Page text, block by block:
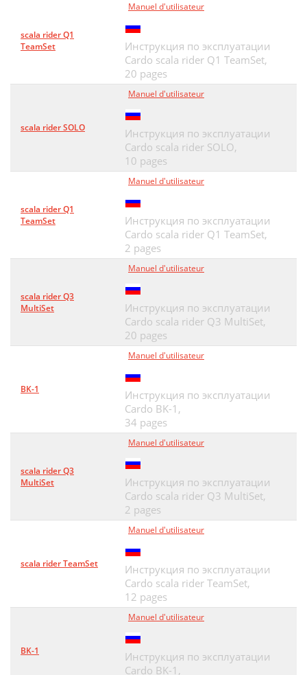
scala rider Q1
TeamSet
Manuel d'utilisateur
Инструкция по эксплуатации
Cardo scala rider Q1 TeamSet,
20 pages
scala rider SOLO
Manuel d'utilisateur
Инструкция по эксплуатации
Cardo scala rider SOLO,
10 pages
scala rider Q1
TeamSet
Manuel d'utilisateur
Инструкция по эксплуатации
Cardo scala rider Q1 TeamSet,
2 pages
scala rider Q3
MultiSet
Manuel d'utilisateur
Инструкция по эксплуатации
Cardo scala rider Q3 MultiSet,
20 pages
BK-1
Manuel d'utilisateur
Инструкция по эксплуатации
Cardo BK-1,
34 pages
scala rider Q3
MultiSet
Manuel d'utilisateur
Инструкция по эксплуатации
Cardo scala rider Q3 MultiSet,
2 pages
scala rider TeamSet
Manuel d'utilisateur
Инструкция по эксплуатации
Cardo scala rider TeamSet,
12 pages
BK-1
Manuel d'utilisateur
Инструкция по эксплуатации
Cardo BK-1,